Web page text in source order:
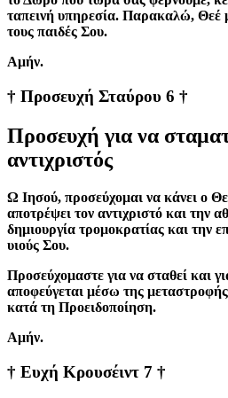
ταπεινή υπηρεσία. Παρακαλώ, Θεέ
τους παιδές Σου.
Aμήν.
† Προσευχή Σταύρου 6 †
Προσευχή για να
αντιχριστός
Ω Ιησού, προσεύχομαι να κάνει ο
αποτρέψει τον αντιχριστό και την
δημιουργία τρομοκρατίας και την
υιούς Σου.
Προσεύχομαστε για να σταθεί και
αποφεύγεται μέσω της
κατά τη Προειδοποίηση.
Aμήν.
† Ευχή Κρουσέιντ 7 †